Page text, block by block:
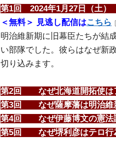
第1回 2024年1月27日（土）
＜無料＞ 見逃し配信はこちら
明治維新期に旧幕臣たちが結
い部隊でした。彼らはなぜ新
切り込みます。
第2回
なぜ北海道開拓使
第3回
なぜ薩摩藩は明治維
第4回
なぜ伊藤博文の憲
第5回
なぜ堺利彦はテロ行